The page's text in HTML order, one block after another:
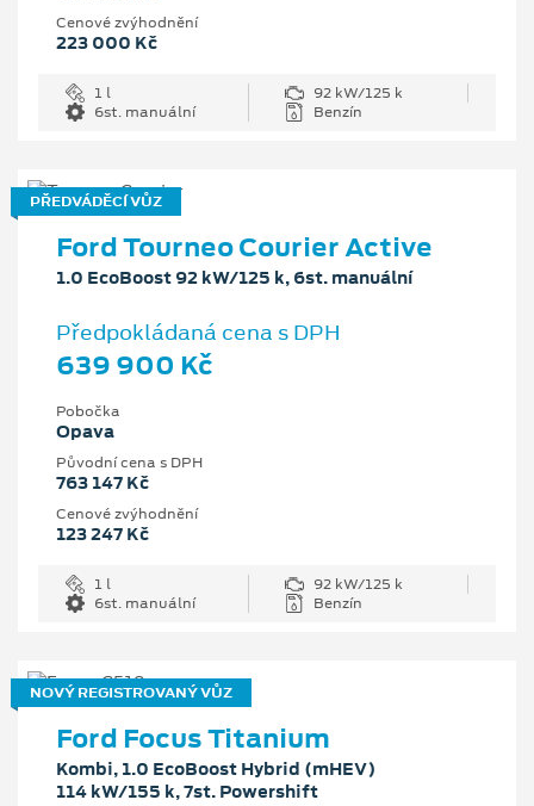
Cenové zvýhodnění
223 000 Kč
1 l
92 kW/125 k
6st. manuální
Benzín
PŘEDVÁDĚCÍ VŮZ
Ford Tourneo Courier Active
1.0 EcoBoost 92 kW/125 k, 6st. manuální
Předpokládaná cena s DPH
639 900 Kč
Pobočka
Opava
Původní cena s DPH
763 147 Kč
Cenové zvýhodnění
123 247 Kč
1 l
92 kW/125 k
6st. manuální
Benzín
NOVÝ REGISTROVANÝ VŮZ
Ford Focus Titanium
Kombi, 1.0 EcoBoost Hybrid (mHEV)
114 kW/155 k, 7st. Powershift